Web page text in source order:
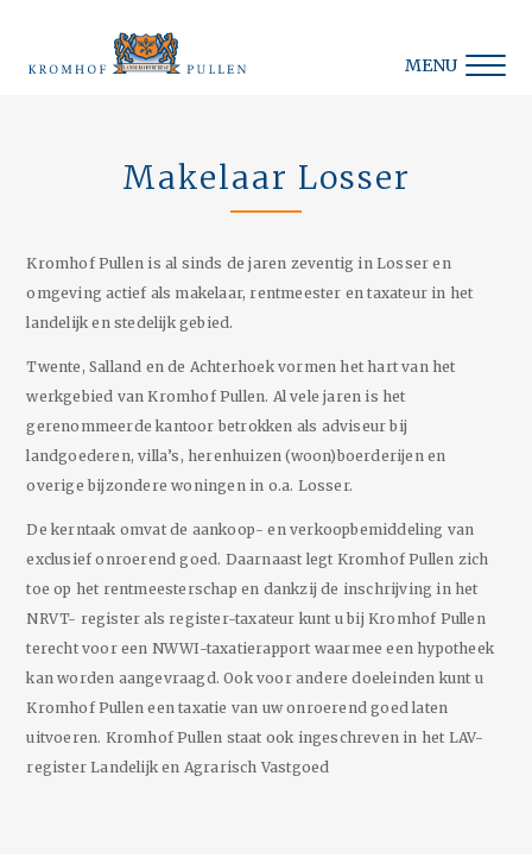
MENU
Makelaar Losser
Kromhof Pullen is al sinds de jaren zeventig in Losser en
omgeving actief als makelaar, rentmeester en taxateur in het
landelijk en stedelijk gebied.
Twente, Salland en de Achterhoek vormen het hart van het
werkgebied van Kromhof Pullen. Al vele jaren is het
gerenommeerde kantoor betrokken als adviseur bij
landgoederen, villa’s, herenhuizen (woon)boerderijen en
overige bijzondere woningen in o.a. Losser.
De kerntaak omvat de aankoop- en verkoopbemiddeling van
exclusief onroerend goed. Daarnaast legt Kromhof Pullen zich
toe op het rentmeesterschap en dankzij de inschrijving in het
NRVT- register als register-taxateur kunt u bij Kromhof Pullen
terecht voor een NWWI-taxatierapport waarmee een hypotheek
kan worden aangevraagd. Ook voor andere doeleinden kunt u
Kromhof Pullen een taxatie van uw onroerend goed laten
uitvoeren. Kromhof Pullen staat ook ingeschreven in het LAV-
register Landelijk en Agrarisch Vastgoed